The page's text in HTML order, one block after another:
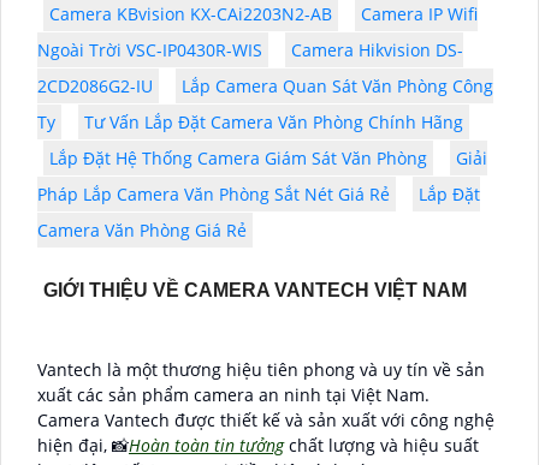
Camera KBvision KX-CAi2203N2-AB
Camera IP Wifi
Ngoài Trời VSC-IP0430R-WIS
Camera Hikvision DS-
2CD2086G2-IU
Lắp Camera Quan Sát Văn Phòng Công
Ty
Tư Vấn Lắp Đặt Camera Văn Phòng Chính Hãng
Lắp Đặt Hệ Thống Camera Giám Sát Văn Phòng
Giải
Pháp Lắp Camera Văn Phòng Sắt Nét Giá Rẻ
Lắp Đặt
Camera Văn Phòng Giá Rẻ
GIỚI THIỆU VỀ CAMERA VANTECH VIỆT NAM
Vantech là một thương hiệu tiên phong và uy tín về sản
xuất các sản phẩm camera an ninh tại Việt Nam.
Camera Vantech được thiết kế và sản xuất với công nghệ
hiện đại, 📸Hoàn toàn tin tưởngchất lượng và hiệu suất